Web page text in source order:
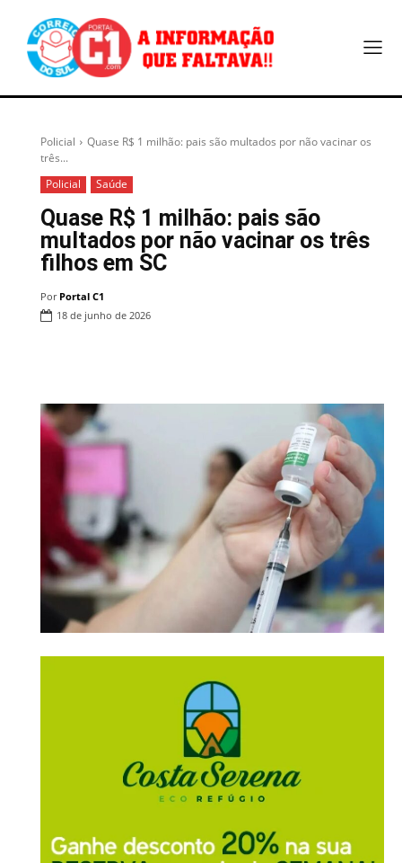
Policial
Quase R$ 1 milhão: pais são multados por não vacinar os
três...
Policial
Saúde
Quase R$ 1 milhão: pais são
multados por não vacinar os três
filhos em SC
Por Portal C1
18 de junho de 2026